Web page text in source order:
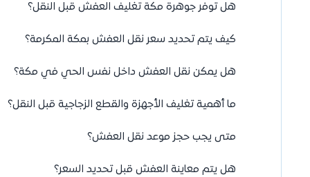
هل توفر جوهرة مكة تغليف العفش قبل النقل؟
كيف يتم تحديد سعر نقل العفش بمكة المكرمة؟
هل يمكن نقل العفش داخل نفس الحي في مكة؟
ما أهمية تغليف الأجهزة والقطع الزجاجية قبل النقل؟
متى يجب حجز موعد نقل العفش؟
هل يتم معاينة العفش قبل تحديد السعر؟